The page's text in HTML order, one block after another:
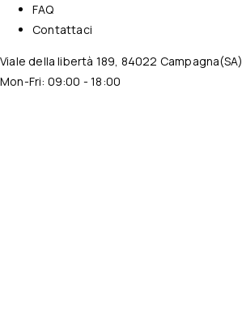
FAQ
Contattaci
Viale della libertà 189, 84022 Campagna(SA)
Mon-Fri: 09:00 - 18:00